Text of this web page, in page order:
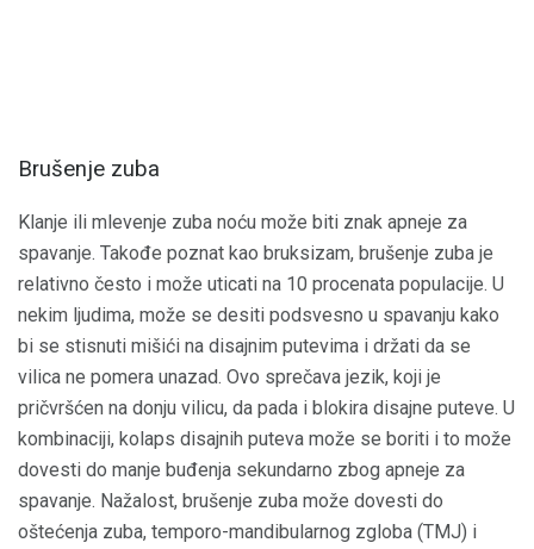
Brušenje zuba
Klanje ili mlevenje zuba noću može biti znak apneje za
spavanje. Takođe poznat kao bruksizam, brušenje zuba je
relativno često i može uticati na 10 procenata populacije. U
nekim ljudima, može se desiti podsvesno u spavanju kako
bi se stisnuti mišići na disajnim putevima i držati da se
vilica ne pomera unazad. Ovo sprečava jezik, koji je
pričvršćen na donju vilicu, da pada i blokira disajne puteve. U
kombinaciji, kolaps disajnih puteva može se boriti i to može
dovesti do manje buđenja sekundarno zbog apneje za
spavanje. Nažalost, brušenje zuba može dovesti do
oštećenja zuba, temporo-mandibularnog zgloba (TMJ) i